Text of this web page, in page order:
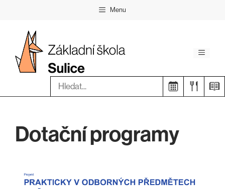
Menu
Menu
Hledat:
Dotační programy